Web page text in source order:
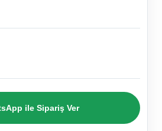
ile Sipariş Ver